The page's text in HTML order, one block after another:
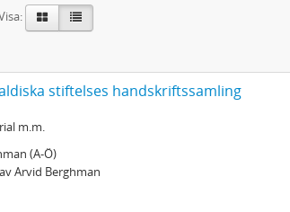
stiftelses handskriftssamling
m.m.
(A-Ö)
Arvid Berghman